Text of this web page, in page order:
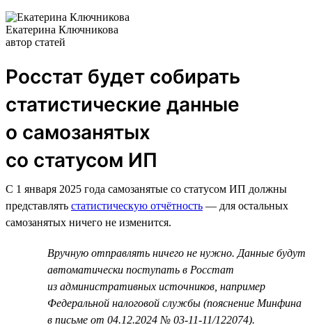
Екатерина Ключникова
автор статей
Росстат будет собирать
статистические данные
о самозанятых
со статусом ИП
С 1 января 2025 года самозанятые со статусом ИП должны
представлять статистическую отчётность — для остальных
самозанятых ничего не изменится.
Вручную отправлять ничего не нужно. Данные будут
автоматически поступать в Росстат
из административных источников, например
Федеральной налоговой службы (пояснение Минфина
в письме от 04.12.2024 № 03-11-11/122074).